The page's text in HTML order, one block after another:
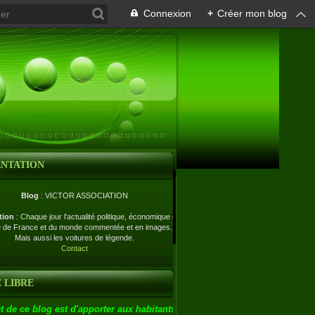
Connexion + Créer mon blog
Blog : VICTOR ASSOCIATION
: Chaque jour l'actualité politique, économique et
de France et du monde commentée et en images.
Mais aussi les voitures de légende.
Contact
LIBRE
de ce blog est d'apporter aux habitants